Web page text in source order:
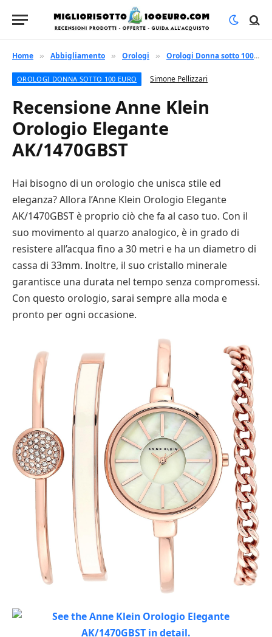
Home » Abbigliamento » Orologi » Orologi Donna sotto 100 euro
OROLOGI DONNA SOTTO 100 EURO Simone Pellizzari
Recensione Anne Klein
Orologio Elegante
AK/1470GBST
Hai bisogno di un orologio che unisca stile ed
eleganza? Allora l’Anne Klein Orologio Elegante
AK/1470GBST è proprio ciò che fa al caso tuo. Con il
suo movimento al quarzo analogico, è in grado di
resistere all’acqua fino a 30 metri e ha un diametro di
cassa di 33mm. Inoltre, il suo cristallo minerale
garantisce una durata nel tempo senza compromessi.
Con questo orologio, sarai sempre alla moda e
pronto per ogni occasione.